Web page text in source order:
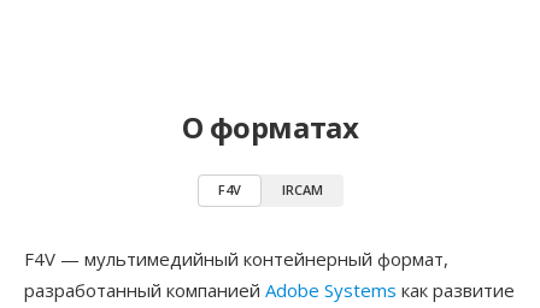
О форматах
F4V IRCAM
F4V — мультимедийный контейнерный формат,
разработанный компанией Adobe Systems как развитие